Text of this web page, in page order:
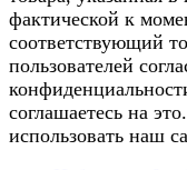
фактической к
соответствующий
пользователей
соглашаетесь на
использовать наш